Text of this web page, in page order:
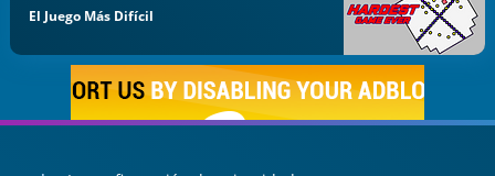
El Juego Más Difícil